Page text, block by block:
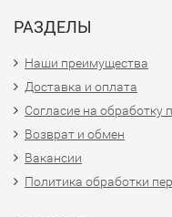
РАЗДЕЛЫ
Наши преимущества
Доставка и оплата
Согласие на обработку
Возврат и обмен
Вакансии
Политика обработки